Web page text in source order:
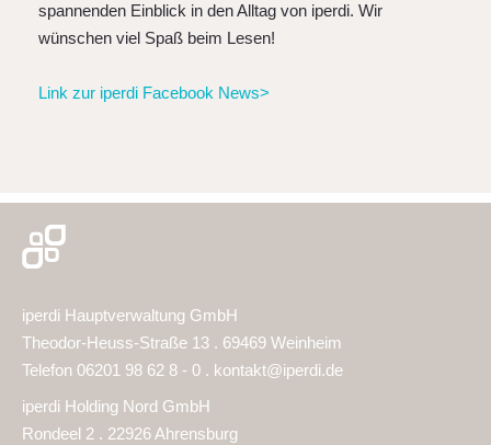
spannenden Einblick in den Alltag von iperdi. Wir
wünschen viel Spaß beim Lesen!
Link zur iperdi Facebook News>
iperdi Hauptverwaltung GmbH
Theodor-Heuss-Straße 13 . 69469 Weinheim
Telefon 06201 98 62 8 - 0 . kontakt@iperdi.de
iperdi Holding Nord GmbH
Rondeel 2 . 22926 Ahrensburg
Sitemap